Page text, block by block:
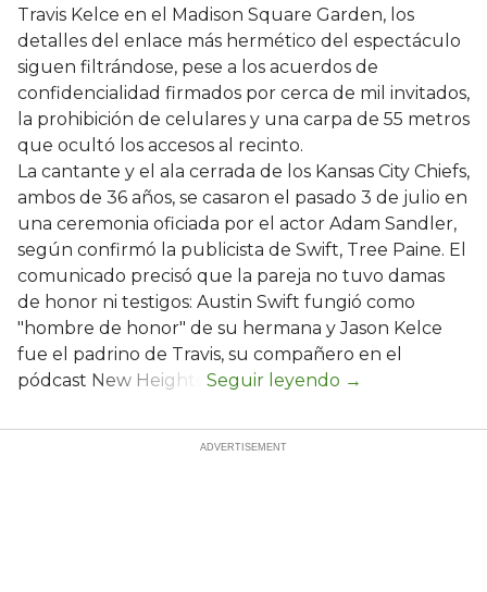
Travis Kelce en el Madison Square Garden, los
detalles del enlace más hermético del espectáculo
siguen filtrándose, pese a los acuerdos de
confidencialidad firmados por cerca de mil invitados,
la prohibición de celulares y una carpa de 55 metros
que ocultó los accesos al recinto.
La cantante y el ala cerrada de los Kansas City Chiefs,
ambos de 36 años, se casaron el pasado 3 de julio en
una ceremonia oficiada por el actor Adam Sandler,
según confirmó la publicista de Swift, Tree Paine. El
comunicado precisó que la pareja no tuvo damas
de honor ni testigos: Austin Swift fungió como
"hombre de honor" de su hermana y Jason Kelce
fue el padrino de Travis, su compañero en el
pódcast New Heights.